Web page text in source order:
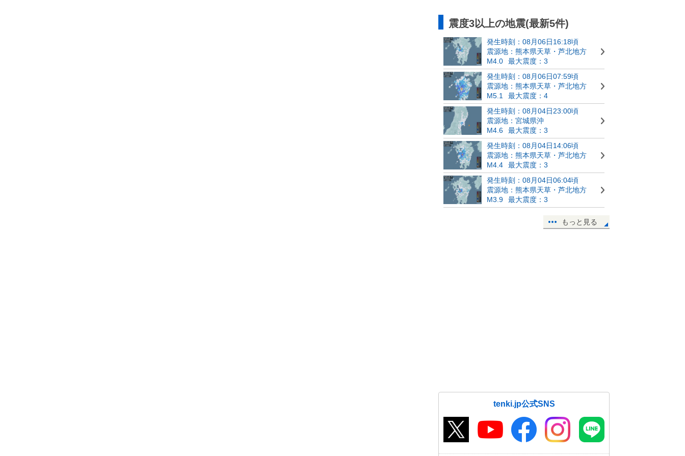
震度3以上の地震(最新5件)
発生時刻：08月06日16:18頃
震源地：熊本県天草・芦北地方
M4.0
最大震度：3
発生時刻：08月06日07:59頃
震源地：熊本県天草・芦北地方
M5.1
最大震度：4
発生時刻：08月04日23:00頃
震源地：宮城県沖
M4.6
最大震度：3
発生時刻：08月04日14:06頃
震源地：熊本県天草・芦北地方
M4.4
最大震度：3
発生時刻：08月04日06:04頃
震源地：熊本県天草・芦北地方
M3.9
最大震度：3
もっと見る
tenki.jp公式SNS